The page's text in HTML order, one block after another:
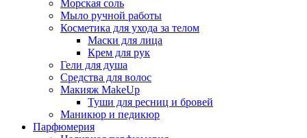
Морская соль
Мыло ручной работы
Косметика для ухода за телом
Маски для лица
Крем для рук
Гели для душа
Средства для волос
Макияж MakeUp
Туши для ресниц и бровей
Маникюр и педикюр
Парфюмерия